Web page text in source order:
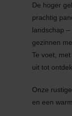
De hoger
prachtig
landschap –
gezinnen
Te voet,
uit tot
Onze
en een